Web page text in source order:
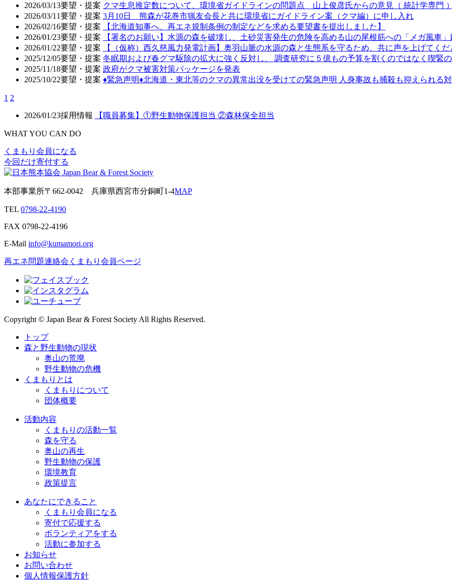
2026/03/13要望・提案 クマ生息推定数について、環境省ガイドラインの問題点 山上俊彦氏からの意見（ 統計学専門
2026/03/11要望・提案 3月10日 熊森が花巻市猟友会長と共に環境省にガイドライン案（クマ編）に申し入れ
2026/02/16要望・提案
【北海道知事へ、再エネ規制条例の制定などを求める要望書を提出しました】
2026/01/23要望・提案
【署名のお願い】水源の森を破壊し、土砂災害発生の危険を高める山の尾根筋への「メガ風車
2026/01/22要望・提案
【（仮称）西久慈風力発電計画】奥羽山脈の水源の森と生態系を守るため、共に声を上げてく
2025/12/05要望・提案 冬眠期および春グマ駆除の拡大に強く反対し、 調査研究に５億もの予算を割くのではなく喫緊
2025/11/18要望・提案 政府がクマ被害対策パッケージを発表
2025/10/22要望・提案 ♦️緊急声明♦️北海道・東北等のクマの異常出没を受けての緊急声明 人身事故も捕殺も抑えられる
1 2
2026/01/23採用情報 【職員募集】①野生動物保護担当 ②森林保全担当
WHAT YOU CAN DO
くまもり会員になる
今回だけ寄付する
本部事業所〒662-0042 兵庫県西宮市分銅町1-4MAP
TEL 0798-22-4190
FAX 0798-22-4196
E-Mail info@kumamori.org
再エネ問題連絡会 くまもり会員ページ
Copyright © Japan Bear & Forest Society All Rights Reserved.
トップ
森と野生動物の現状
奥山の荒廃
野生動物の危機
くまもりとは
くまもりについて
団体概要
活動内容
くまもりの活動一覧
森を守る
奥山の再生
野生動物の保護
環境教育
政策提言
あなたにできること
くまもり会員になる
寄付で応援する
ボランティアをする
活動に参加する
お知らせ
お問い合わせ
個人情報保護方針